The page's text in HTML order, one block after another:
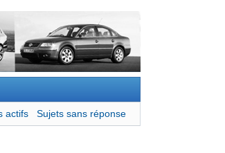
actifs Sujets sans réponse